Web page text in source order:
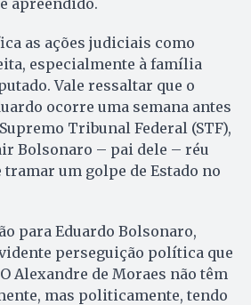
as ações judiciais como
especialmente à família
Vale ressaltar que o
ocorre uma semana antes
Tribunal Federal (STF),
Bolsonaro – pai dele – réu
um golpe de Estado no
para Eduardo Bolsonaro,
perseguição política que
Alexandre de Moraes não têm
mas politicamente, tendo